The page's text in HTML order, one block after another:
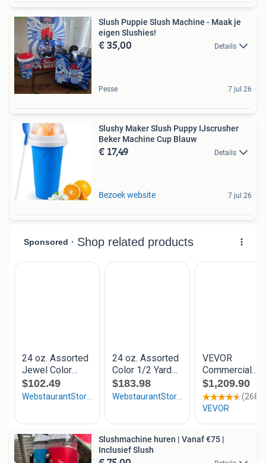
Slush Puppie Slush Machine - Maak je
eigen Slushies!
€ 35,00 Details
Pesse 7 jul 26
Slushy Maker Slush Puppy IJscrusher
Beker Machine Cup Blauw
€ 17,49 Details
Bezoek website 7 jul 26
Slushmachine huren | Vanaf €75 |
Inclusief Slush